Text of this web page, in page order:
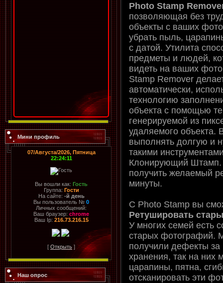
Мини профиль
07/Августа/2026, Пятница
22:24:11
Вы вошли как: Гость
Группа: Гости
На сайте: -й день
Вы пользователь № 0
Личных сообщений:
Ваш браузер: chrome
Ваш Ip:216.73.216.15
[ Открыть]
Наш опрос
Photo Stamp
позволяющая без
объекты с ваших
убрать пыль,
с датой. Утилита
предметы и людей,
видеть на ваших
Stamp Remover
автоматически,
технологию
объекта с помощью
генерируемой из
удаляемого объекта.
выполнять долгую и
такими
Клонирующий Штамп.
получить желаемый
минуты.
С Photo Stamp вы
Ретушировать
У многих семей есть
старых фотографий.
получили дефекты
хранения, так на них
царапины, пятна,
отсканировать эти